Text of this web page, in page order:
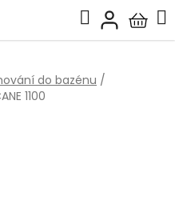
Hledat
košík
do bazénu /
1100